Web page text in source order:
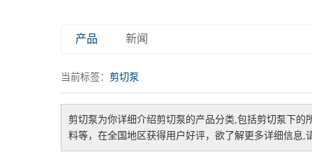
产品 新闻
当前标签： 剪切泵
剪切泵 为你详细介绍剪切泵 的产品分类,包括剪切泵 下
料等，在全国地区获得用户好评，欲了解更多详细信息,